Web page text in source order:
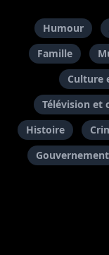
Humour
Famille
Culture
Télévision et
Histoire
Gouvernement